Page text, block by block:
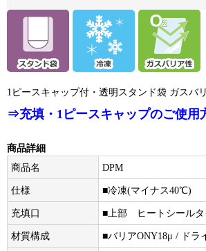
1ピースキャップ付・透明スタンド袋 ガスバ
⇒充填・1ピースキャップのご使用
商品詳細
商品名
DPM
仕様 ■冷凍(マイナス40℃)
充填口 ■上部 ヒートシールタ
材質構成 ■バリアONY18μ / ドラ